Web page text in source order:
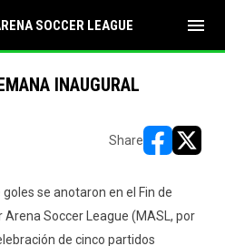
SOCCER LEAGUE menu
INAUGURAL
Share
se anotaron en el Fin de
Soccer League (MASL, por
de cinco partidos